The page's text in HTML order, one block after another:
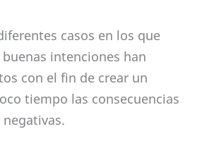
casos en los que
intenciones han
con el fin de crear un
tiempo las consecuencias